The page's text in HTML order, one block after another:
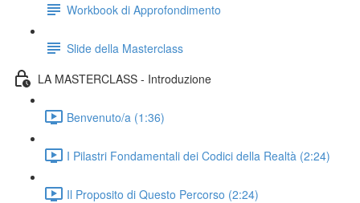
Workbook di Approfondimento
Slide della Masterclass
LA MASTERCLASS - Introduzione
Benvenuto/a (1:36)
I Pilastri Fondamentali dei Codici della Realtà (2:24)
Il Proposito di Questo Percorso (2:24)